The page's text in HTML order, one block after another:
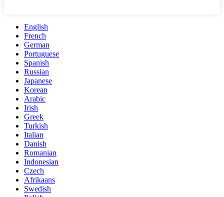
English
French
German
Portuguese
Spanish
Russian
Japanese
Korean
Arabic
Irish
Greek
Turkish
Italian
Danish
Romanian
Indonesian
Czech
Afrikaans
Swedish